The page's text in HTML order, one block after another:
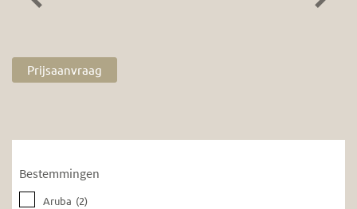
Bestemmingen
Aruba (2)
Previous Next
Prijsaanvraag